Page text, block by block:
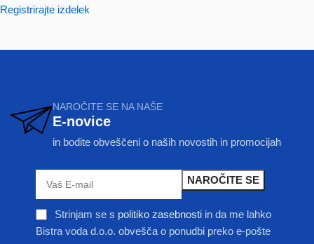
Registrirajte izdelek
NAROČITE SE NA NAŠE
E-novice
in bodite obveščeni o naših novostih in promocijah
Strinjam se s politiko zasebnostiin da me lahko
Bistra voda d.o.o. obvešča o ponudbi preko e-pošte